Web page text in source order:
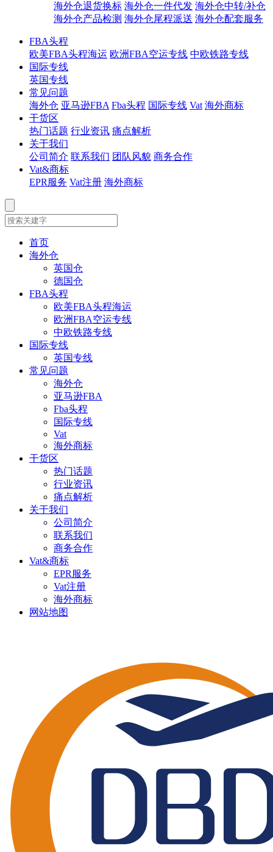
海外仓退货换标 海外仓一件代发 海外仓中转/补仓
海外仓产品检测 海外仓尾程派送 海外仓配套服务
FBA头程
欧美FBA头程海运 欧洲FBA空运专线 中欧铁路专线
国际专线
英国专线
常见问题
海外仓 亚马逊FBA Fba头程 国际专线 Vat 海外商标
干货区
热门话题 行业资讯 痛点解析
关于我们
公司简介 联系我们 团队风貌 商务合作
Vat&商标
EPR服务 Vat注册 海外商标
首页
海外仓
英国仓
德国仓
FBA头程
欧美FBA头程海运
欧洲FBA空运专线
中欧铁路专线
国际专线
英国专线
常见问题
海外仓
亚马逊FBA
Fba头程
国际专线
Vat
海外商标
干货区
热门话题
行业资讯
痛点解析
关于我们
公司简介
联系我们
商务合作
Vat&商标
EPR服务
Vat注册
海外商标
网站地图